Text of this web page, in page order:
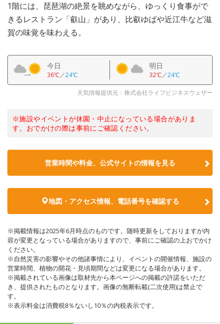
1階には、琵琶湖の絶景を眺めながら、ゆっくり食事がで
きるレストラン「叡山」があり、比叡ゆばや近江牛など滋
賀の味覚を味わえる。
今日
36℃／24℃
明日
32℃／24℃
天気情報提供元：株式会社ライフビジネスウェザー
※施設やイベントが休園・中止になっている場合がありま
す。おでかけの際は事前にご確認ください。
営業時間や料金、公式サイトの情報を見る
地図・アクセス情報、電話番号を確認する
※掲載情報は2025年6月時点のものです。随時更新をしておりますが内
容が変更となっている場合がありますので、事前にご確認の上おでかけ
ください。
※自然災害の影響やその他諸事情により、イベントの開催情報、施設の
営業時間、植物の開花・見頃期間などは変更になる場合があります。
※掲載されている画像は取材先から本ページへの掲載の許諾をいただ
き、提供されたものとなります。画像の無断転載(二次使用)は禁止で
す。
※表示料金は消費税8％ないし10％の内税表示です。